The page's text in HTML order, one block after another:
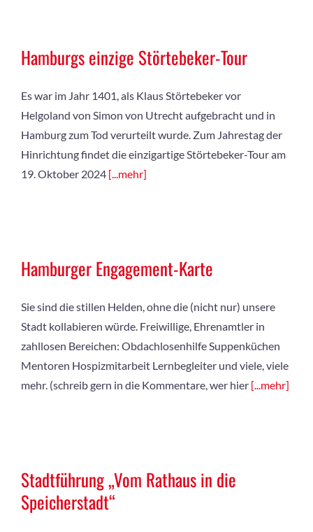
Hamburgs einzige Störtebeker-Tour
Es war im Jahr 1401, als Klaus Störtebeker vor
Helgoland von Simon von Utrecht aufgebracht und in
Hamburg zum Tod verurteilt wurde. Zum Jahrestag der
Hinrichtung findet die einzigartige Störtebeker-Tour am
19. Oktober 2024 [...mehr]
Hamburger Engagement-Karte
Sie sind die stillen Helden, ohne die (nicht nur) unsere
Stadt kollabieren würde. Freiwillige, Ehrenamtler in
zahllosen Bereichen: Obdachlosenhilfe Suppenküchen
Mentoren Hospizmitarbeit Lernbegleiter und viele, viele
mehr. (schreib gern in die Kommentare, wer hier [...mehr]
Stadtführung „Vom Rathaus in die
Speicherstadt“